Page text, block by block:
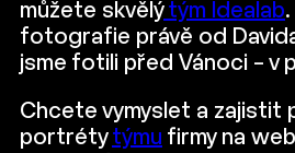
můžete skvělýtým Idealab
fotografie právě od
jsme fotili před Vánoci – v
Chcete vymyslet a zajistit
portréty týmu firmy na